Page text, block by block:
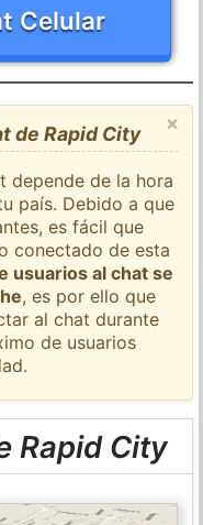
Celular
×
de Rapid City
depende de la hora
país. Debido a que
es fácil que
conectado de esta
usuarios al chat se
, es por ello que
al chat durante
de usuarios
Rapid City